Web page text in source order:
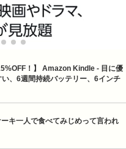
！】 Amazon Kindle - 目に優
、6週間持続バッテリー、6インチ
キ一人で食べてみじめって言われ